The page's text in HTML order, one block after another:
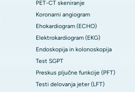
PET-CT skeniranje
Koronarni angiogram
Ehokardiogram (ECHO)
Elektrokardiogram (EKG)
Endoskopija in kolonoskopija
Test SGPT
Preskus pljučne funkcije (PFT)
Testi delovanja jeter (LFT)